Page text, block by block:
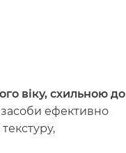
віку, схильною до
ефективно